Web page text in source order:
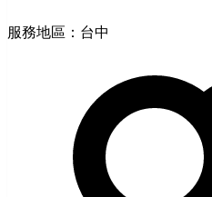
服務地區：台中